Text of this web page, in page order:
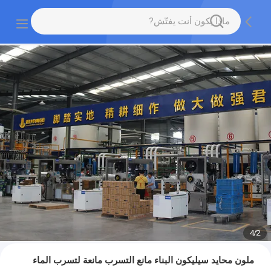
2
/
4
ملون محايد سيليكون البناء مانع التسرب مانعة لتسرب الماء